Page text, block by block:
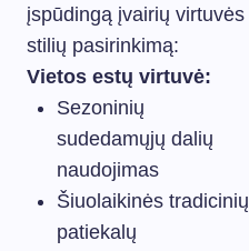
įspūdingą įvairių virtuvės
stilių pasirinkimą:
Vietos estų virtuvė:
Sezoninių
sudedamųjų dalių
naudojimas
Šiuolaikinės tradicinių
patiekalų